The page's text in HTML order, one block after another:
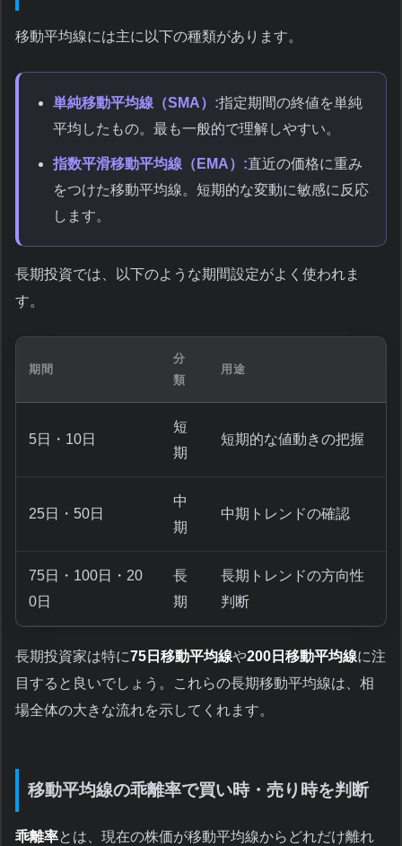
移動平均線には主に以下の種類があります。
単純移動平均線（SMA）:指定期間の終値を単純
平均したもの。最も一般的で理解しやすい。
指数平滑移動平均線（EMA）:直近の価格に重み
をつけた移動平均線。短期的な変動に敏感に反応
します。
長期投資では、以下のような期間設定がよく使われま
す。
期間
分
類
用途
5日・10日
短
期
短期的な値動きの把握
25日・50日
中
期
中期トレンドの確認
75日・100日・20
0日
長
期
長期トレンドの方向性
判断
長期投資家は特に75日移動平均線や200日移動平均線に注
目すると良いでしょう。これらの長期移動平均線は、相
場全体の大きな流れを示してくれます。
移動平均線の乖離率で買い時・売り時を判断
乖離率とは、現在の株価が移動平均線からどれだけ離れ